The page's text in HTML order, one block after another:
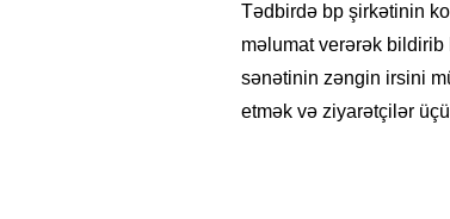
Tədbirdə bp şirkətinin
məlumat verərək
sənətinin zəngin irsini
etmək və ziyarətçilər